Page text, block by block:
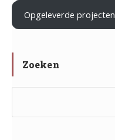
Opgeleverde projecten
Zoeken